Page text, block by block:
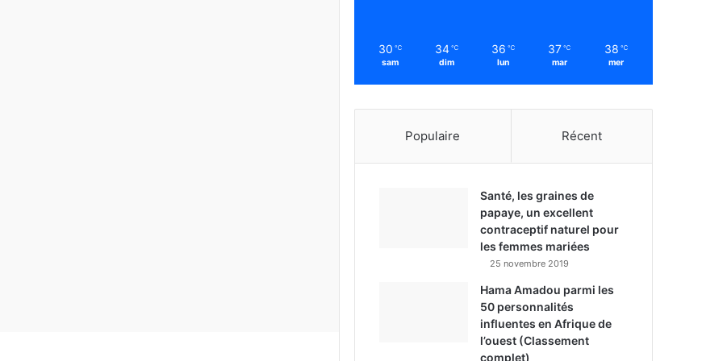
30 ℃
sam
34 ℃
dim
36 ℃
lun
37 ℃
mar
38 ℃
mer
Populaire Récent
Santé, les graines de
papaye, un excellent
contraceptif naturel pour
les femmes mariées
25 novembre 2019
Hama Amadou parmi les
50 personnalités
influentes en Afrique de
l’ouest (Classement
complet)